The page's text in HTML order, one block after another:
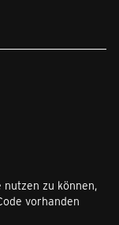
nutzen zu können,
vorhanden